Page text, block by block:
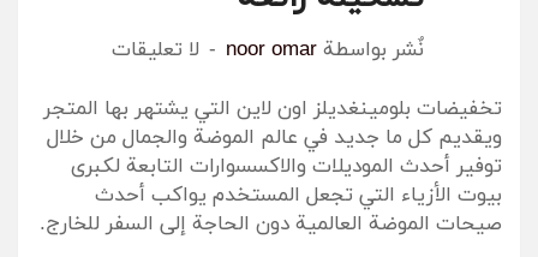
نٌشر بواسطة noor omar لا تعليقات
تخفيضات بلومينغديلز اون لاين التي يشتهر بها المتجر
ويقديم كل ما جديد في عالم الموضة والجمال من خلال
توفير أحدث الموديلات والاكسسوارات التابعة لكبرى
بيوت الأزياء التي تجعل المستخدم يواكب أحدث
صيحات الموضة العالمية دون الحاجة إلى السفر للخارج.